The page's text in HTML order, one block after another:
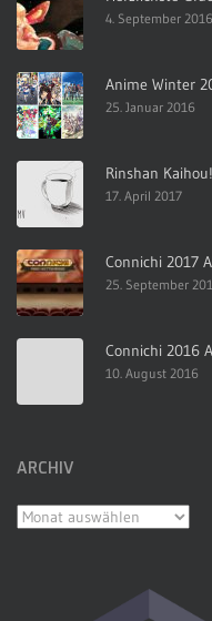
4. September 2016
Anime Winter
25. Januar 2016
Rinshan Kaihou!
17. April 2017
Connichi 2017
25. September
Connichi 2016
10. August 2016
ARCHIV
Archiv